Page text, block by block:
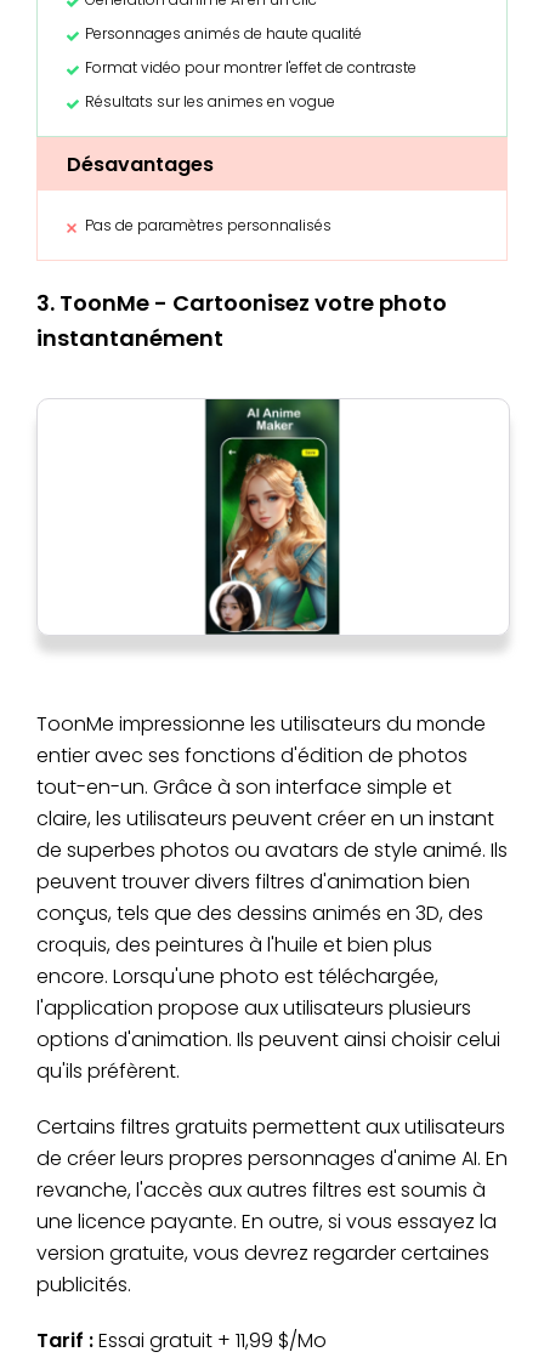
Personnages animés de haute qualité
Format vidéo pour montrer l'effet de contraste
Résultats sur les animes en vogue
Désavantages
Pas de paramètres personnalisés
3. ToonMe - Cartoonisez votre photo
instantanément
ToonMe impressionne les utilisateurs du monde
entier avec ses fonctions d'édition de photos
tout-en-un. Grâce à son interface simple et
claire, les utilisateurs peuvent créer en un instant
de superbes photos ou avatars de style animé. Ils
peuvent trouver divers filtres d'animation bien
conçus, tels que des dessins animés en 3D, des
croquis, des peintures à l'huile et bien plus
encore. Lorsqu'une photo est téléchargée,
l'application propose aux utilisateurs plusieurs
options d'animation. Ils peuvent ainsi choisir celui
qu'ils préfèrent.
Certains filtres gratuits permettent aux utilisateurs
de créer leurs propres personnages d'anime AI. En
revanche, l'accès aux autres filtres est soumis à
une licence payante. En outre, si vous essayez la
version gratuite, vous devrez regarder certaines
publicités.
Tarif :Essai gratuit + 11,99 $/Mo